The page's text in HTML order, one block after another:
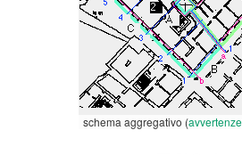
schema aggregativo (avvertenze